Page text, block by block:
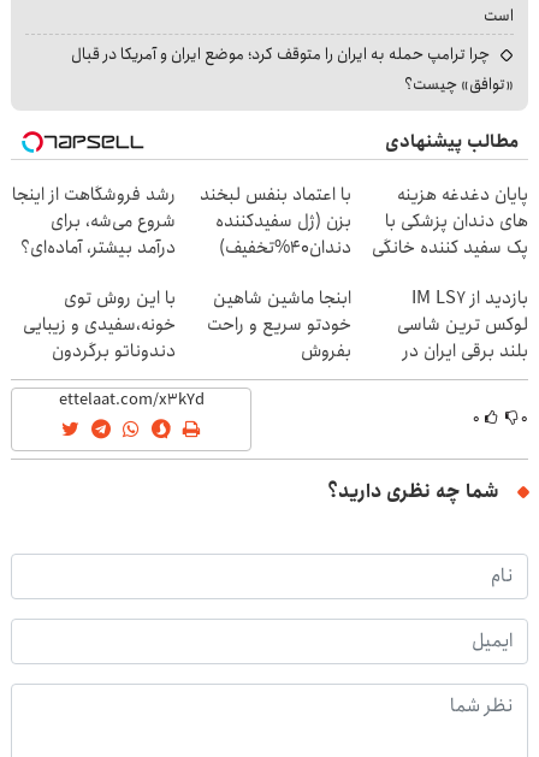
است
چرا ترامپ حمله به ایران را متوقف کرد؛ موضع ایران و آمریکا در قبال
«توافق» چیست؟
مطالب پیشنهادی
پایان دغدغه هزینه
های دندان پزشکی با
پک سفید کننده خانگی
با اعتماد بنفس لبخند
بزن (ژل سفیدکننده
دندان40%تخفیف)
رشد فروشگاهت از اینجا
شروع می‌شه، برای
درآمد بیشتر، آماده‌ای؟
بازدید از IM LS7
لوکس ترین شاسی
بلند برقی ایران در
باشگاه انقلاب
ابنجا ماشین شاهین
خودتو سریع و راحت
بفروش
با این روش توی
خونه،سفیدی و زیبایی
دندوناتو برگردون
(40%off)
۰ ۰
شما چه نظری دارید؟